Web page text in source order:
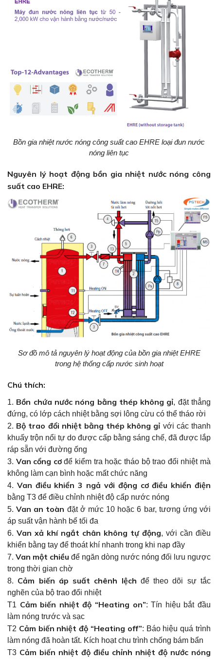
Bồn gia nhiệt nước nóng công suất cao EHRE loại đun nước
nóng liên tục
Nguyên lý hoạt động bồn gia nhiệt nước nóng công
suất cao EHRE:
Sơ đồ mô tả nguyên lý hoạt động của bồn gia nhiệt EHRE
trong hệ thống cấp nước sinh hoạt
Chú thích:
1. Bồn chứa nước nóng bằng thép không gỉ, đặt thẳng
đứng, có lớp cách nhiệt bằng sợi lông cừu có thể tháo rời
2. Bộ trao đổi nhiệt bằng thép không gỉ với các thanh
khuấy trộn nổi tự do được cấp bằng sáng chế, đã được lắp
ráp sẵn với đường ống
3. Van cổng cơđể kiểm tra hoặc tháo bộ trao đổi nhiệt mà
không làm cạn bình hoặc mất chức năng
4. Van điều khiển 3 ngả với động cơ điều khiển điện
bằng T3 để điều chỉnh nhiệt độ cấp nước nóng
5.Van an toàn đặt ở mức 10 hoặc 6 bar, tương ứng với
áp suất vận hành bể tối đa
6. Van xả khí ngắt chân không tự động, với cần điều
khiển bằng tay để thoát khí nhanh trong khi nạp đầy
7. Van một chiều để ngăn dòng nước nóng đối lưu ngược
trong thời gian chờ
8. Cảm biến áp suất chênh lệch để theo dõi sự tắc
nghẽn của bộ trao đổi nhiệt
T1 Cảm biến nhiệt độ “Heating on”: Tín hiệu bắt đầu
làm nóng trước và sạc
T2 Cảm biến nhiệt độ “Heating off”: Báo hiệu quá trình
làm nóng đã hoàn tất. Kích hoạt chu trình chống bám bẩn
T3 Cảm biến nhiệt độ điều chỉnh nhiệt độ nước nóng